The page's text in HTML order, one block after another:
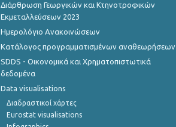
Διάρθρωση Γεωργικών και Κτηνοτροφικών
Εκμεταλλεύσεων 2023
Ημερολόγιο Ανακοινώσεων
Κατάλογος προγραμματισμένων αναθεωρήσεων
SDDS - Οικονομικά και Χρηματοπιστωτικά
δεδομένα
Data visualisations
Διαδραστικοί χάρτες
Eurostat visualisations